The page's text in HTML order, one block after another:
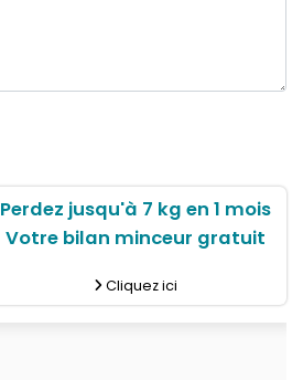
Perdez jusqu'à 7 kg en 1 mois
Votre bilan minceur gratuit
Cliquez ici